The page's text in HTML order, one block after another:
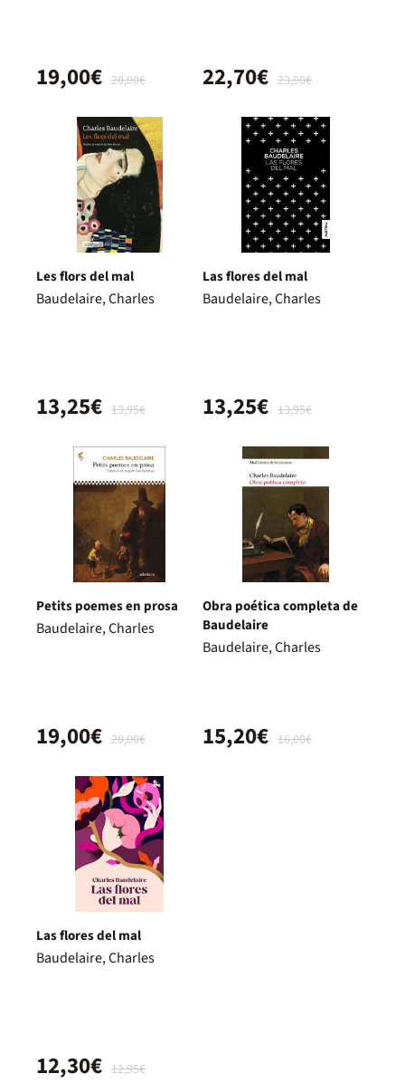
20,00€
19,00€ 23,90€
22,70€
Les flors del mal
Baudelaire, Charles
13,95€
13,25€
Las flores del mal
Baudelaire, Charles
13,95€
13,25€
Petits poemes en prosa
Baudelaire, Charles
20,00€
19,00€
Obra poética completa de
Baudelaire
Baudelaire, Charles
16,00€
15,20€
Las flores del mal
Baudelaire, Charles
12,95€
12,30€